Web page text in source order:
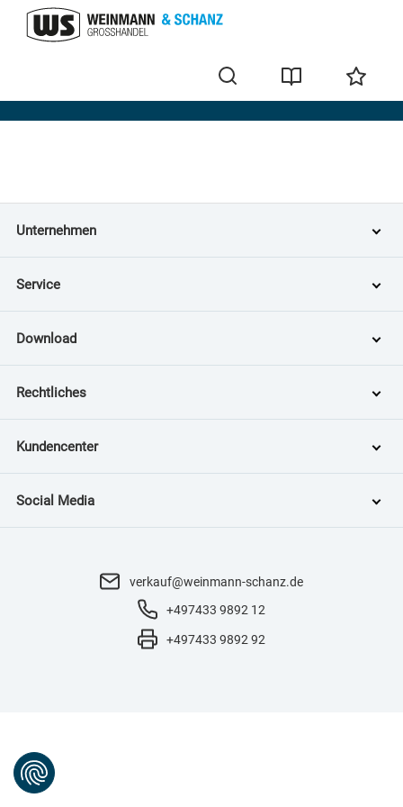
Home
Unternehmen
Service
Download
Rechtliches
Kundencenter
Social Media
verkauf@weinmann-schanz.de
+497433 9892 12
+497433 9892 92